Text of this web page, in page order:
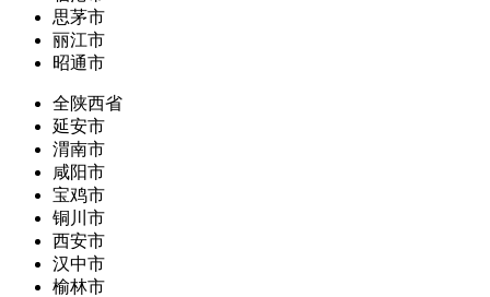
思茅市
丽江市
昭通市
全陕西省
延安市
渭南市
咸阳市
宝鸡市
铜川市
西安市
汉中市
榆林市